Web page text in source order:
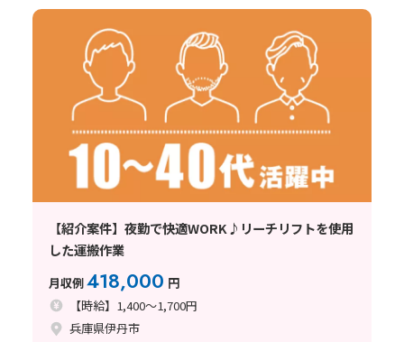
【紹介案件】夜勤で快適WORK♪リーチリフトを使用
した運搬作業
月収例418,000 円
【時給】1,400～1,700円
兵庫県伊丹市